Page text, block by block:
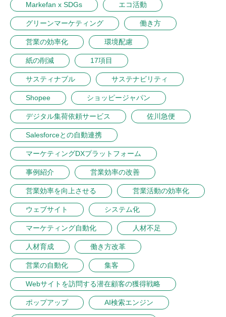
Markefan x SDGs エコ活動
グリーンマーケティング 働き方
営業の効率化 環境配慮
紙の削減 17項目
サスティナブル サステナビリティ
Shopee ショッピージャパン
デジタル集荷依頼サービス 佐川急便
Salesforceとの自動連携
マーケティングDXプラットフォーム
事例紹介 営業効率の改善
営業効率を向上させる 営業活動の効率化
ウェブサイト システム化
マーケティング自動化 人材不足
人材育成 働き方改革
営業の自動化 集客
Webサイトを訪問する潜在顧客の獲得戦略
ポップアップ AI検索エンジン